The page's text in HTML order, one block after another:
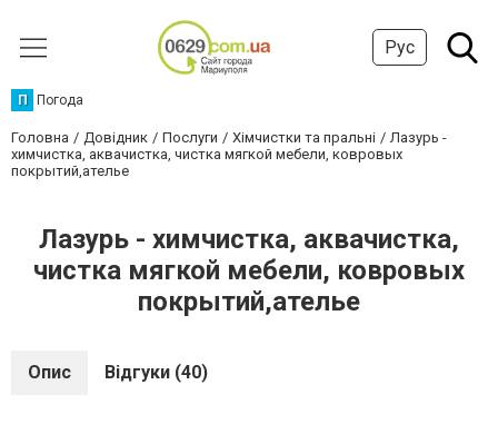
Рус
П Погода
Головна Довідник Послуги Хімчистки та пральні
Лазурь -
химчистка, аквачистка, чистка мягкой мебели, ковровых
покрытий,ателье
Лазурь - химчистка, аквачистка,
чистка мягкой мебели, ковровых
покрытий,ателье
Опис Відгуки (40)